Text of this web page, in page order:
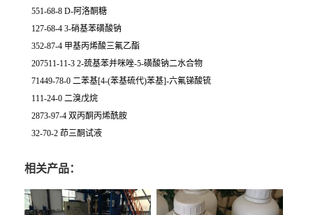
551-68-8 D-阿洛酮糖
127-68-4 3-硝基苯磺酸钠
352-87-4 甲基丙烯酸三氟乙酯
207511-11-3 2-巯基苯并咪唑-5-磺酸钠二水合物
71449-78-0 二苯基[4-(苯基硫代)苯基]-六氟锑酸锍
111-24-0 二溴戊烷
2873-97-4 双丙酮丙烯酰胺
32-70-2 茚三酮试液
相关产品：